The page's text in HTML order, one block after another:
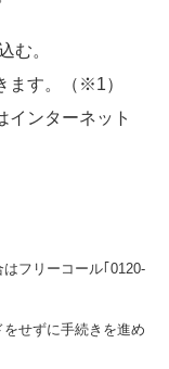
む。
ます。（※1）
インターネット
フリーコール｢0120-
せずに手続きを進め